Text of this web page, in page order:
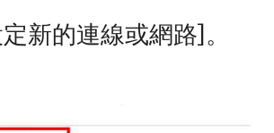
新的連線或網路]。